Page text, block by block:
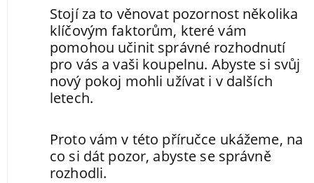
Stojí za to věnovat pozornost několika
klíčovým faktorům, které vám
pomohou učinit správné rozhodnutí
pro vás a vaši koupelnu. Abyste si svůj
nový pokoj mohli užívat i v dalších
letech.
Proto vám v této příručce ukážeme, na
co si dát pozor, abyste se správně
rozhodli.